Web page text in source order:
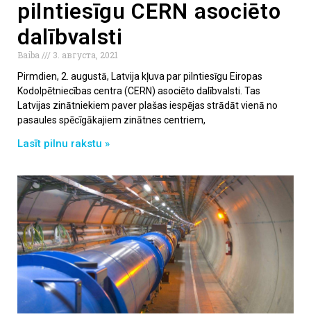
pilntiesīgu CERN asociēto
dalībvalsti
Baiba
3. августа, 2021
Pirmdien, 2. augustā, Latvija kļuva par pilntiesīgu Eiropas
Kodolpētniecības centra (CERN) asociēto dalībvalsti. Tas
Latvijas zinātniekiem paver plašas iespējas strādāt vienā no
pasaules spēcīgākajiem zinātnes centriem,
Lasīt pilnu rakstu »